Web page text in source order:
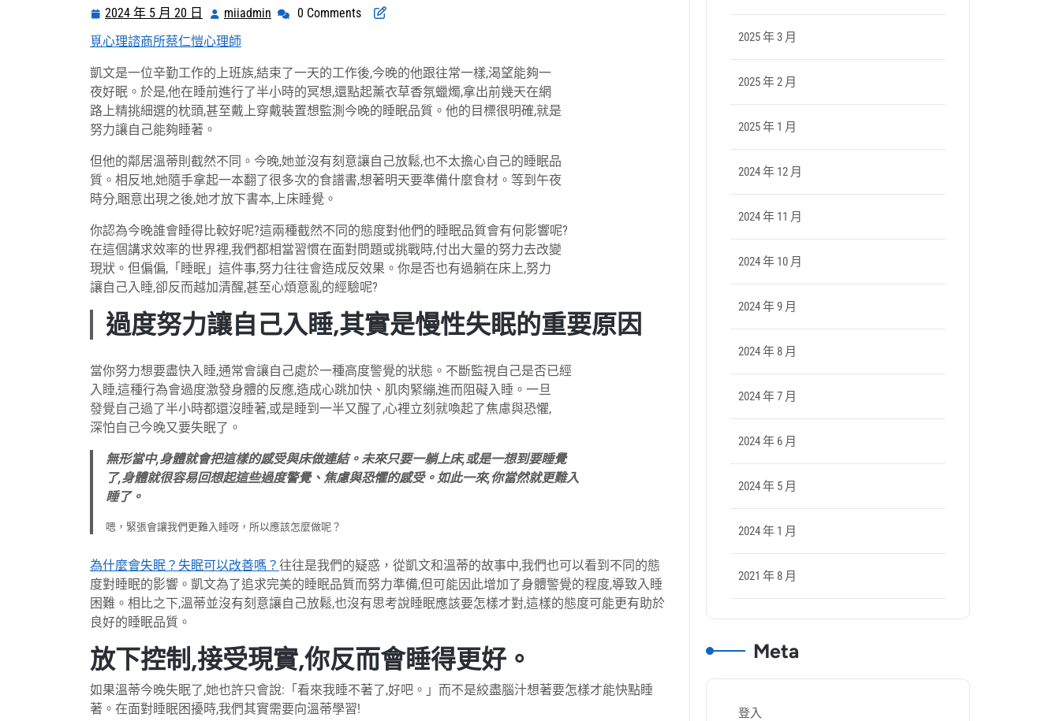
2024 年 5 月 20 日
2024
年
5
月
20
日
miiadmin miiadmin0 Comments
覓心理諮商所蔡仁愷心理師
凱文是一位辛勤工作的上班族,結束了一天的工作後,今晚的他跟往常一樣,渴望能夠一
夜好眠。於是,他在睡前進行了半小時的冥想,還點起薰衣草香氛蠟燭,拿出前幾天在網
路上精挑細選的枕頭,甚至戴上穿戴裝置想監測今晚的睡眠品質。他的目標很明確,就是
努力讓自己能夠睡著。
但他的鄰居溫蒂則截然不同。今晚,她並沒有刻意讓自己放鬆,也不太擔心自己的睡眠品
質。相反地,她隨手拿起一本翻了很多次的食譜書,想著明天要準備什麼食材。等到午夜
時分,睏意出現之後,她才放下書本,上床睡覺。
你認為今晚誰會睡得比較好呢?這兩種截然不同的態度對他們的睡眠品質會有何影響呢?
在這個講求效率的世界裡,我們都相當習慣在面對問題或挑戰時,付出大量的努力去改變
現狀。但偏偏,「睡眠」這件事,努力往往會造成反效果。你是否也有過躺在床上,努力
讓自己入睡,卻反而越加清醒,甚至心煩意亂的經驗呢?
過度努力讓自己入睡,其實是慢性失眠的重要原因
當你努力想要盡快入睡,通常會讓自己處於一種高度警覺的狀態。不斷監視自己是否已經
入睡,這種行為會過度激發身體的反應,造成心跳加快、肌肉緊繃,進而阻礙入睡。一旦
發覺自己過了半小時都還沒睡著,或是睡到一半又醒了,心裡立刻就喚起了焦慮與恐懼,
深怕自己今晚又要失眠了。
無形當中,身體就會把這樣的感受與床做連結。未來只要一躺上床,或是一想到要睡覺
了,身體就很容易回想起這些過度警覺、焦慮與恐懼的感受。如此一來,你當然就更難入
睡了。
嗯，緊張會讓我們更難入睡呀，所以應該怎麼做呢？
為什麼會失眠？失眠可以改善嗎？ 往往是我們的疑惑，從凱文和溫蒂的故事中,我們也可以看到不同的態
度對睡眠的影響。凱文為了追求完美的睡眠品質而努力準備,但可能因此增加了身體警覺的程度,導致入睡
困難。相比之下,溫蒂並沒有刻意讓自己放鬆,也沒有思考說睡眠應該要怎樣才對,這樣的態度可能更有助於
良好的睡眠品質。
放下控制,接受現實,你反而會睡得更好。
如果溫蒂今晚失眠了,她也許只會說:「看來我睡不著了,好吧。」而不是絞盡腦汁想著要怎樣才能快點睡
著。在面對睡眠困擾時,我們其實需要向溫蒂學習!
2025 年 3 月
2025 年 2 月
2025 年 1 月
2024 年 12 月
2024 年 11 月
2024 年 10 月
2024 年 9 月
2024 年 8 月
2024 年 7 月
2024 年 6 月
2024 年 5 月
2024 年 1 月
2021 年 8 月
Meta
登入